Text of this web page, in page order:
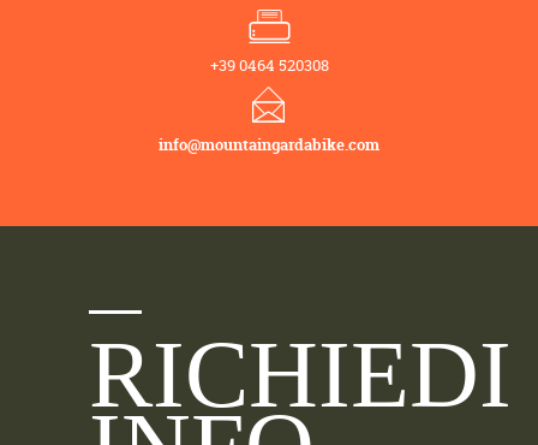
+39 0464 520308
info@mountaingardabike.com
RICHIEDI